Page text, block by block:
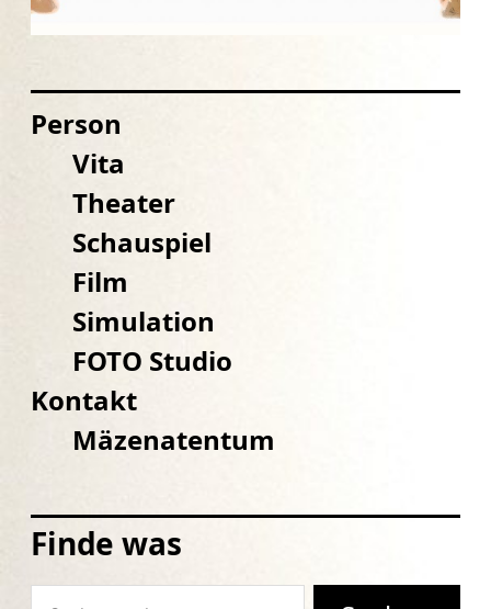
Person
Vita
Theater
Schauspiel
Film
Simulation
FOTO Studio
Kontakt
Mäzenatentum
Finde was